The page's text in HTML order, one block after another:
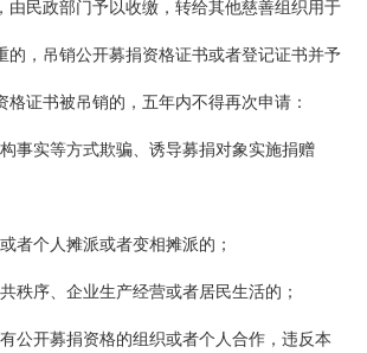
由民政部门予以收缴，转给其他慈善组织用于
的，吊销公开募捐资格证书或者登记证书并予
格证书被吊销的，五年内不得再次申请：
事实等方式欺骗、诱导募捐对象实施捐赠
者个人摊派或者变相摊派的；
秩序、企业生产经营或者居民生活的；
公开募捐资格的组织或者个人合作，违反本